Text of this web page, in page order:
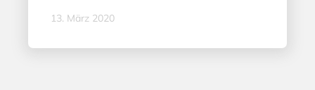
13. März 2020